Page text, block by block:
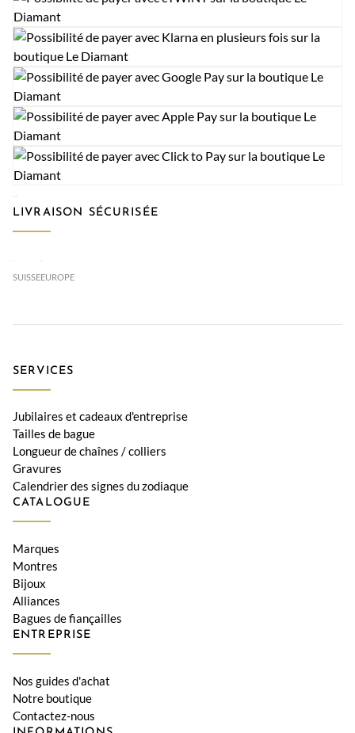
LIVRAISON SÉCURISÉE
SUISSEEUROPE
SERVICES
Jubilaires et cadeaux d'entreprise
Tailles de bague
Longueur de chaînes / colliers
Gravures
Calendrier des signes du zodiaque
CATALOGUE
Marques
Montres
Bijoux
Alliances
Bagues de fiançailles
ENTREPRISE
Nos guides d'achat
Notre boutique
Contactez-nous